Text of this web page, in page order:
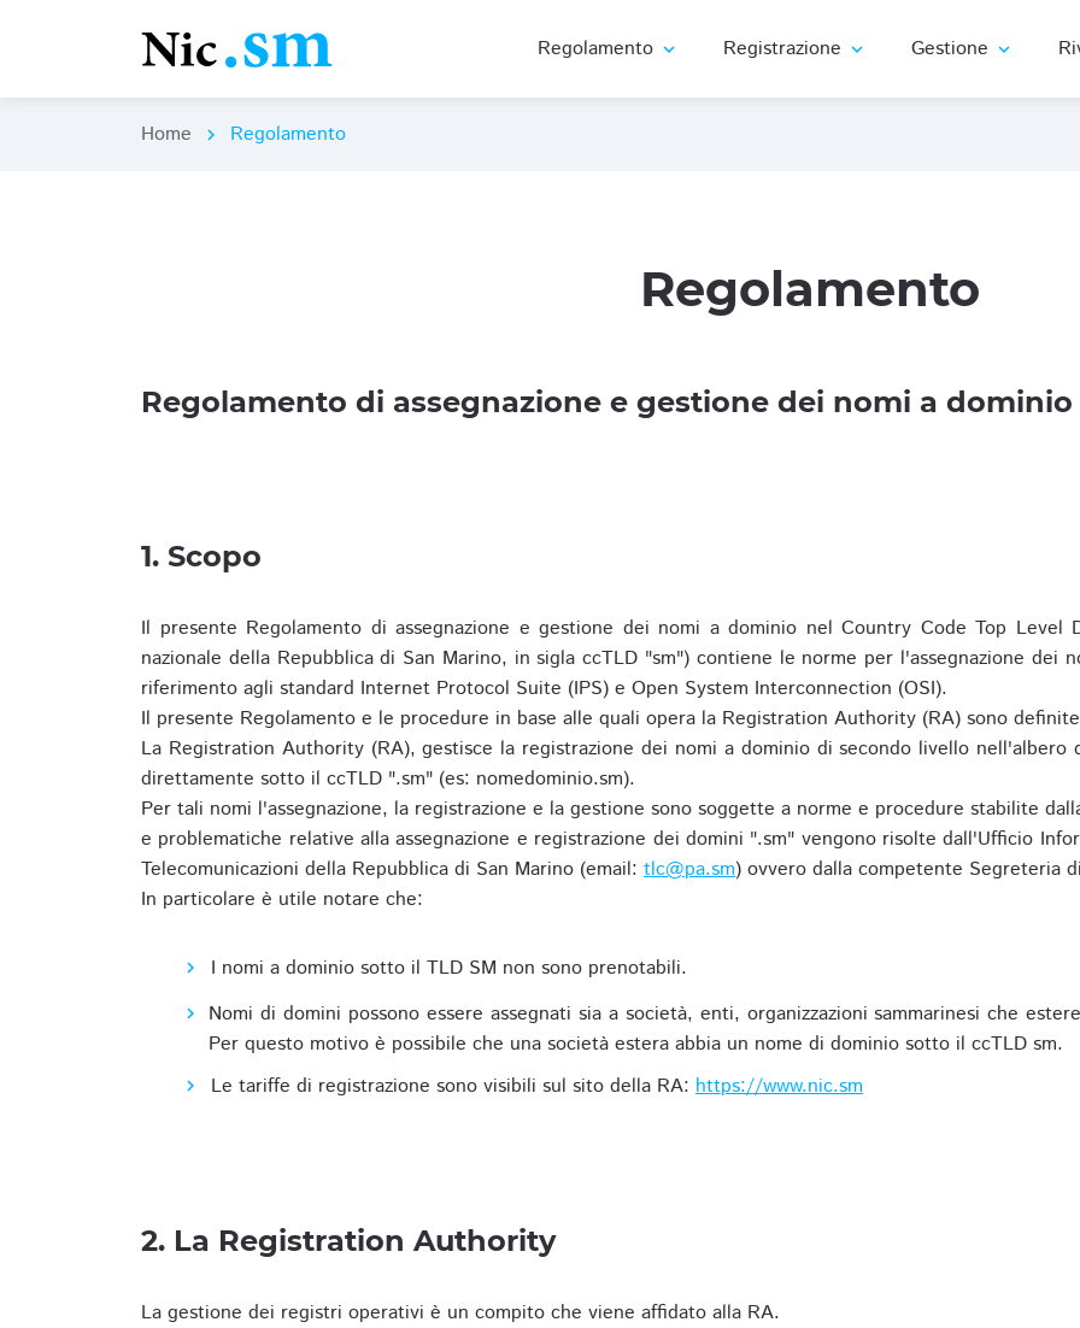
Regolamento expand_more Registrazione expand_more Gestione expand_more
Home chevron_right Regolamento
Regolamento
Regolamento di assegnazione e gestione dei nomi a dominio
1. Scopo
Il presente Regolamento di assegnazione e gestione dei nomi a dominio nel Country Code Top Level
nazionale della Repubblica di San Marino, in sigla ccTLD "sm") contiene le norme per l'assegnazione dei
riferimento agli standard Internet Protocol Suite (IPS) e Open System Interconnection (OSI).
Il presente Regolamento e le procedure in base alle quali opera la Registration Authority (RA) sono
La Registration Authority (RA), gestisce la registrazione dei nomi a dominio di secondo livello nell'albero
direttamente sotto il ccTLD ".sm" (es: nomedominio.sm).
Per tali nomi l'assegnazione, la registrazione e la gestione sono soggette a norme e procedure stabilite
e problematiche relative alla assegnazione e registrazione dei domini ".sm" vengono risolte dall'Ufficio
Telecomunicazioni della Repubblica di San Marino (email: tlc@pa.sm) ovvero dalla competente Segreteria
In particolare è utile notare che:
I nomi a dominio sotto il TLD SM non sono prenotabili.
Nomi di domini possono essere assegnati sia a società, enti, organizzazioni sammarinesi che
Per questo motivo è possibile che una società estera abbia un nome di dominio sotto il ccTLD sm.
Le tariffe di registrazione sono visibili sul sito della RA: https://www.nic.sm
2. La Registration Authority
La gestione dei registri operativi è un compito che viene affidato alla RA.